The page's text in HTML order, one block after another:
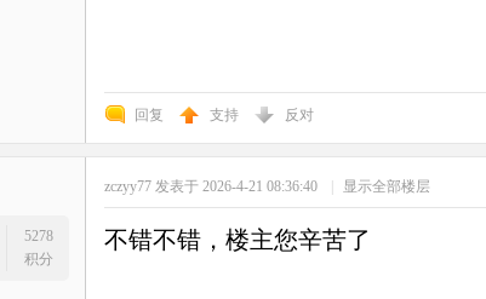
回复 支持 反对
5278
积分
zczyy77 发表于 2026-4-21 08:36:40 | 显示全部楼层
不错不错，楼主您辛苦了